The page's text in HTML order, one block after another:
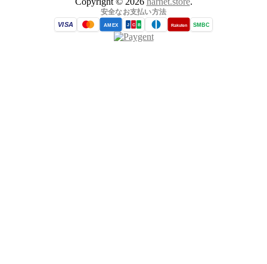
安全なお支払い方法
VISA AMEX J C B Rakuten SMBC